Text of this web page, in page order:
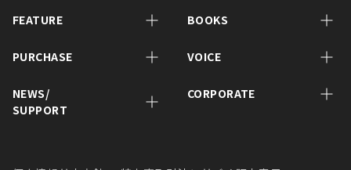
FEATURE BOOKS
PURCHASE VOICE
NEWS/
SUPPORT
CORPORATE